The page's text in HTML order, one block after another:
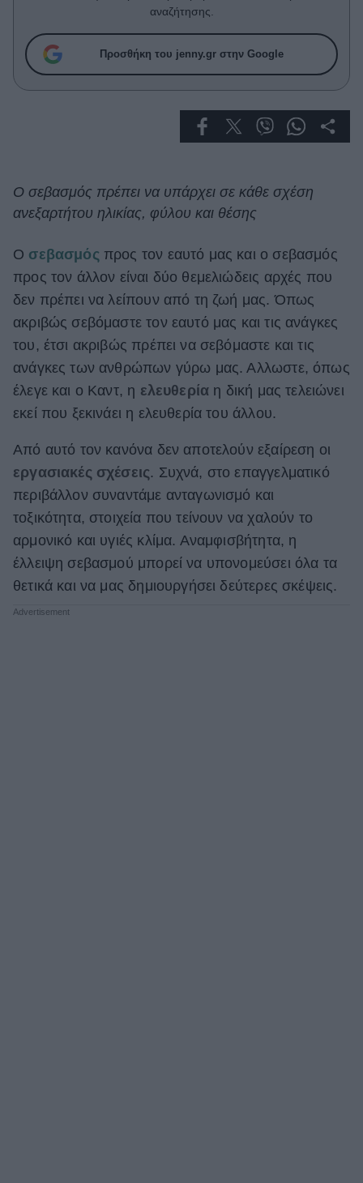
True Stories
Ask the Guru
Success Stories
Deco
Green
Αφιερώματα
ΒΟΞ
Χωρίς Ταμπέλες
Women's Forum
Hautes Grecians
αναζήτησης.
Προσθήκη του jenny.gr στην Google
Ο σεβασμός πρέπει να υπάρχει σε κάθε σχέση
ανεξαρτήτου ηλικίας, φύλου και θέσης
Ο σεβασμός προς τον εαυτό μας και ο σεβασμός
προς τον άλλον είναι δύο θεμελιώδεις αρχές που
δεν πρέπει να λείπουν από τη ζωή μας. Όπως
ακριβώς σεβόμαστε τον εαυτό μας και τις ανάγκες
του, έτσι ακριβώς πρέπει να σεβόμαστε και τις
ανάγκες των ανθρώπων γύρω μας. Αλλωστε, όπως
έλεγε και ο Καντ, η ελευθερία η δική μας τελειώνει
εκεί που ξεκινάει η ελευθερία του άλλου.
Από αυτό τον κανόνα δεν αποτελούν εξαίρεση οι
εργασιακές σχέσεις. Συχνά, στο επαγγελματικό
περιβάλλον συναντάμε ανταγωνισμό και
τοξικότητα, στοιχεία που τείνουν να χαλούν το
αρμονικό και υγιές κλίμα. Αναμφισβήτητα, η
έλλειψη σεβασμού μπορεί να υπονομεύσει όλα τα
θετικά και να μας δημιουργήσει δεύτερες σκέψεις.